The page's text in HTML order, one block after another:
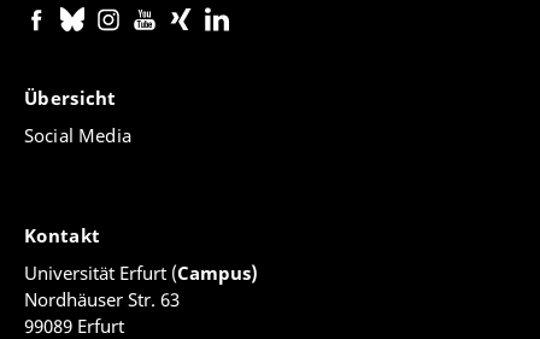
Übersicht
Social Media
Kontakt
Universität Erfurt (Campus)
Nordhäuser Str. 63
99089 Erfurt